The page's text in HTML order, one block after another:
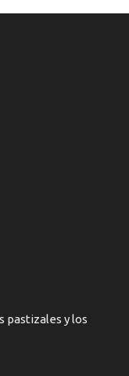
pastizales y los